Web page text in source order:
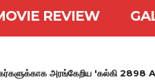
REVIEW
அரங்கேறிய 'கல்கி 2898